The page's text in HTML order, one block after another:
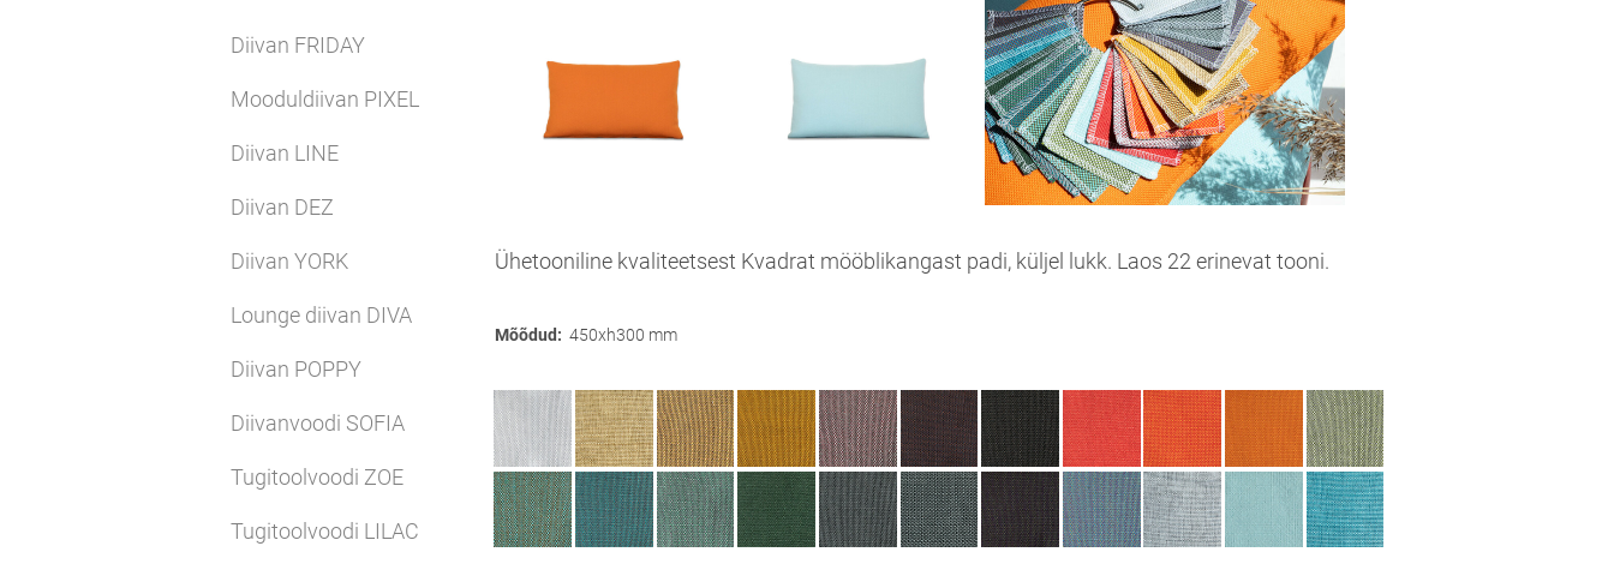
Diivan FRIDAY
Mooduldiivan PIXEL
Diivan LINE
Diivan DEZ
Diivan YORK
Lounge diivan DIVA
Diivan POPPY
Diivanvoodi SOFIA
Tugitoolvoodi ZOE
Tugitoolvoodi LILAC
Ühetooniline kvaliteetsest Kvadrat mööblikangast padi, küljel lukk. Laos 22 erinevat tooni.
Mõõdud: 450xh300 mm